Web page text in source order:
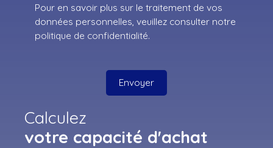
Pour en savoir plus sur le traitement de vos
données personnelles, veuillez consulter notre
politique de confidentialité.
Envoyer
Calculez
votre capacité d'achat